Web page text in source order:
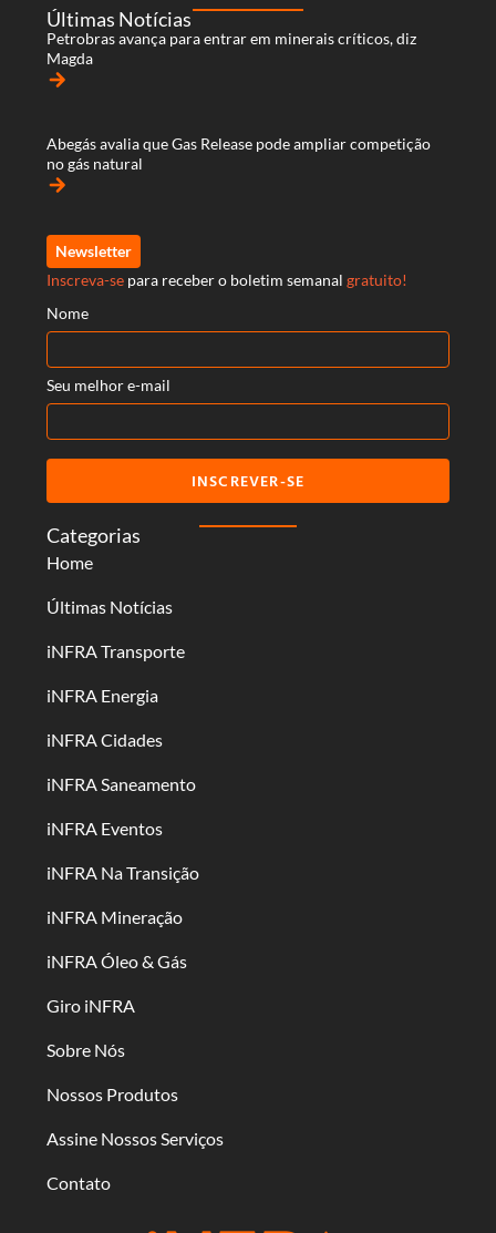
Categorias
Home
Últimas Notícias
iNFRA Transporte
iNFRA Energia
iNFRA Cidades
iNFRA Saneamento
iNFRA Eventos
iNFRA Na Transição
iNFRA Mineração
iNFRA Óleo & Gás
Giro iNFRA
Sobre Nós
Nossos Produtos
Assine Nossos Serviços
Contato
Últimas Notícias
Petrobras avança para entrar em minerais críticos, diz
Magda
arrow_forward
Abegás avalia que Gas Release pode ampliar competição
no gás natural
arrow_forward
Newsletter
Inscreva-se para receber o boletim semanal gratuito!
Nome
Seu melhor e-mail
INSCREVER-SE